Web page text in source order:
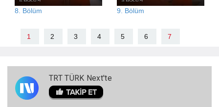
8. Bölüm 9. Bölüm
1 2 3 4 5 6 7
TRT TÜRK Next'te